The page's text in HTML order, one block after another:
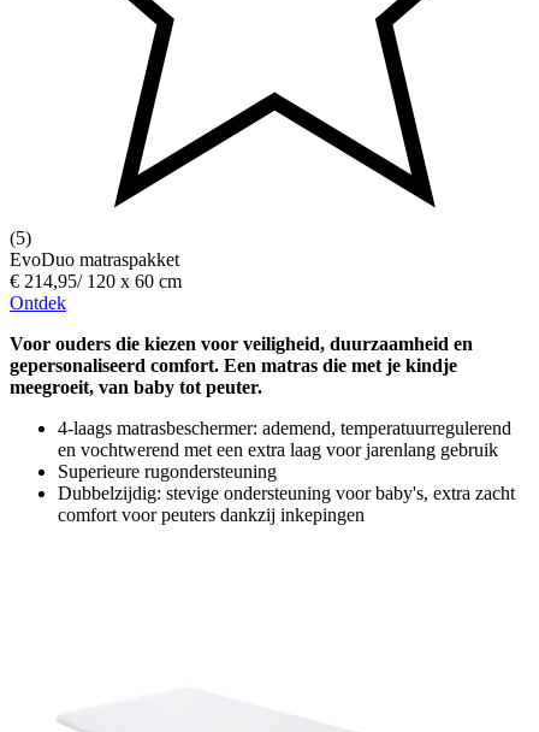
(5)
EvoDuo matraspakket
€ 214,95/ 120 x 60 cm
Ontdek
Voor ouders die kiezen voor veiligheid, duurzaamheid en
gepersonaliseerd comfort. Een matras die met je kindje
meegroeit, van baby tot peuter.
4-laags matrasbeschermer: ademend, temperatuurregulerend
en vochtwerend met een extra laag voor jarenlang gebruik
Superieure rugondersteuning
Dubbelzijdig: stevige ondersteuning voor baby's, extra zacht
comfort voor peuters dankzij inkepingen